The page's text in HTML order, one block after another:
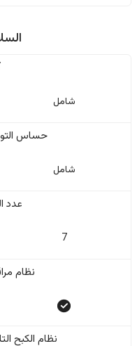
شامل
حساس
شامل
عدد
7
نظام
نظام الكبح